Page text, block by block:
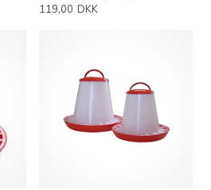
119,00 DKK